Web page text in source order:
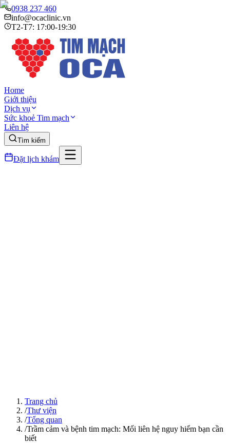
0938 237 460
info@ocaclinic.vn
T2-T7: 17:00-19:30
Home
Giới thiệu
Dịch vụ
Sức khoẻ Tim mạch
Liên hệ
Tìm kiếm
Đặt lịch khám
Trang chủ
/Thư viện
/Tổng quan
/Trầm cảm và bệnh tim mạch: Mối liên hệ nguy hiểm bạn cần
biết